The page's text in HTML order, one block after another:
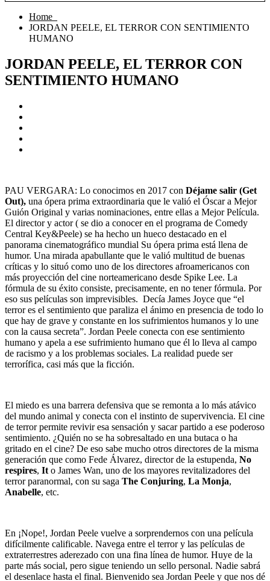
Home
JORDAN PEELE, EL TERROR CON SENTIMIENTO
HUMANO
JORDAN PEELE, EL TERROR CON
SENTIMIENTO HUMANO
PAU VERGARA: Lo conocimos en 2017 con Déjame salir (Get
Out), una ópera prima extraordinaria que le valió el Óscar a Mejor
Guión Original y varias nominaciones, entre ellas a Mejor Película.
El director y actor ( se dio a conocer en el programa de Comedy
Central Key&Peele) se ha hecho un hueco destacado en el
panorama cinematográfico mundial Su ópera prima está llena de
humor. Una mirada apabullante que le valió multitud de buenas
críticas y lo situó como uno de los directores afroamericanos con
más proyección del cine norteamericano desde Spike Lee. La
fórmula de su éxito consiste, precisamente, en no tener fórmula. Por
eso sus películas son imprevisibles. Decía James Joyce que “el
terror es el sentimiento que paraliza el ánimo en presencia de todo lo
que hay de grave y constante en los sufrimientos humanos y lo une
con la causa secreta”. Jordan Peele conecta con ese sentimiento
humano y apela a ese sufrimiento humano que él lo lleva al campo
de racismo y a los problemas sociales. La realidad puede ser
terrorífica, casi más que la ficción.
El miedo es una barrera defensiva que se remonta a lo más atávico
del mundo animal y conecta con el instinto de supervivencia. El cine
de terror permite revivir esa sensación y sacar partido a ese poderoso
sentimiento. ¿Quién no se ha sobresaltado en una butaca o ha
gritado en el cine? De eso sabe mucho otros directores de la misma
generación que como Fede Álvarez, director de la estupenda, No
respires, It o James Wan, uno de los mayores revitalizadores del
terror paranormal, con su saga The Conjuring, La Monja,
Anabelle, etc.
En ¡Nope!, Jordan Peele vuelve a sorprendernos con una película
difícilmente calificable. Navega entre el terror y las películas de
extraterrestres aderezado con una fina línea de humor. Huye de la
parte más social, pero sigue teniendo un sello personal. Nadie sabrá
el desenlace hasta el final. Bienvenido sea Jordan Peele y que nos dé